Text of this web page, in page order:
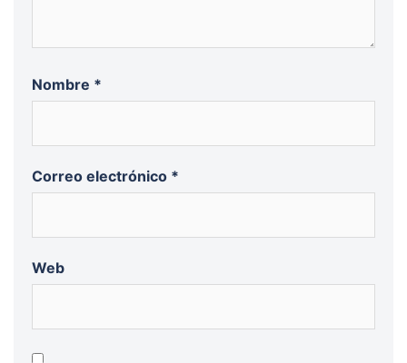
Nombre *
Correo electrónico *
Web